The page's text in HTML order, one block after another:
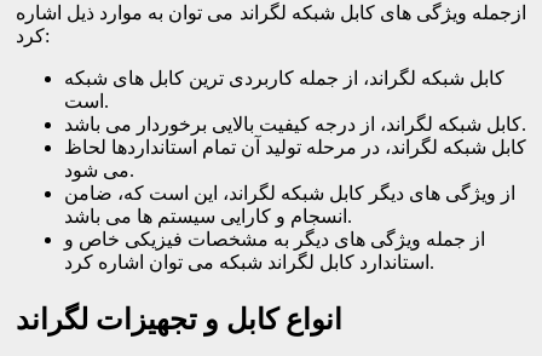
ازجمله ویژگی های کابل شبکه لگراند می توان به موارد ذیل اشاره
کرد:
کابل شبکه لگراند، از جمله کاربردی ترین کابل های شبکه
است.
کابل شبکه لگراند، از درجه کیفیت بالایی برخوردار می باشد.
کابل شبکه لگراند، در مرحله تولید آن تمام استانداردها لحاظ
می شود.
از ویژگی های دیگر کابل شبکه لگراند، این است که، ضامن
انسجام و کارایی سیستم ها می باشد.
از جمله ویژگی های دیگر به مشخصات فیزیکی خاص و
استاندارد کابل لگراند شبکه می توان اشاره کرد.
انواع کابل و تجهیزات لگراند